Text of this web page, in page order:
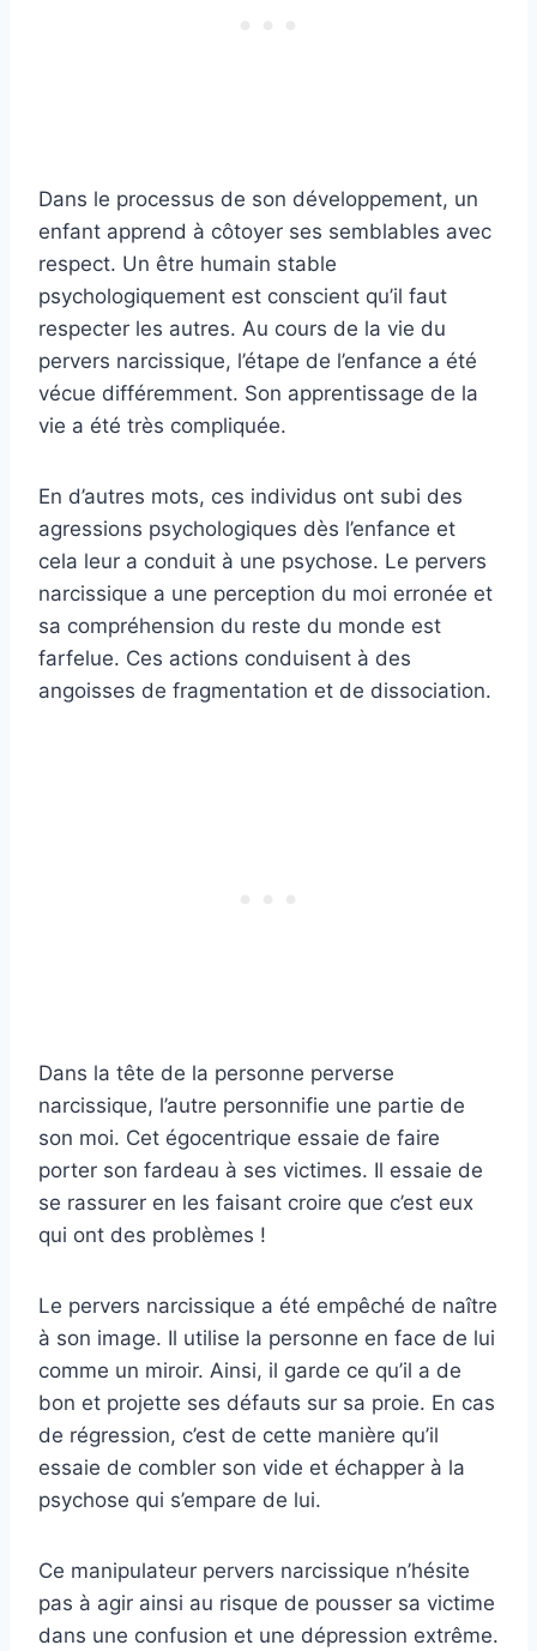
Dans le processus de son développement, un
enfant apprend à côtoyer ses semblables avec
respect. Un être humain stable
psychologiquement est conscient qu’il faut
respecter les autres. Au cours de la vie du
pervers narcissique, l’étape de l’enfance a été
vécue différemment. Son apprentissage de la
vie a été très compliquée.
En d’autres mots, ces individus ont subi des
agressions psychologiques dès l’enfance et
cela leur a conduit à une psychose. Le pervers
narcissique a une perception du moi erronée et
sa compréhension du reste du monde est
farfelue. Ces actions conduisent à des
angoisses de fragmentation et de dissociation.
Dans la tête de la personne perverse
narcissique, l’autre personnifie une partie de
son moi. Cet égocentrique essaie de faire
porter son fardeau à ses victimes. Il essaie de
se rassurer en les faisant croire que c’est eux
qui ont des problèmes !
Le pervers narcissique a été empêché de naître
à son image. Il utilise la personne en face de lui
comme un miroir. Ainsi, il garde ce qu’il a de
bon et projette ses défauts sur sa proie. En cas
de régression, c’est de cette manière qu’il
essaie de combler son vide et échapper à la
psychose qui s’empare de lui.
Ce manipulateur pervers narcissique n’hésite
pas à agir ainsi au risque de pousser sa victime
dans une confusion et une dépression extrême.